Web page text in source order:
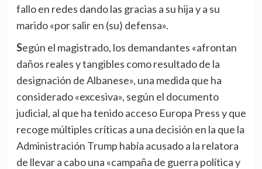
fallo en redes dando las gracias a su hija y a su
marido «por salir en (su) defensa».
Según el magistrado, los demandantes «afrontan
daños reales y tangibles como resultado de la
designación de Albanese», una medida que ha
considerado «excesiva», según el documento
judicial, al que ha tenido acceso Europa Press y que
recoge múltiples críticas a una decisión en la que la
Administración Trump había acusado a la relatora
de llevar a cabo una «campaña de guerra política y